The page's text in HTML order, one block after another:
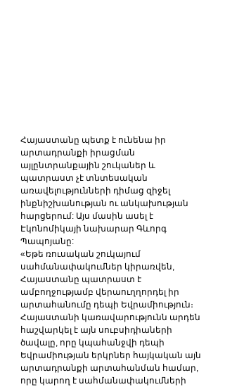
Հայաստանը պետք է ունենա իր
արտադրանքի իրացման
այլընտրանքային շուկաներ և
պատրաստ չէ տնտեսական
առավելությունների դիմաց զիջել
ինքնիշխանության ու անկախության
հարցերում: Այս մասին ասել է
Էկոնոմիկայի նախարար Գևորգ
Պապոյանը:
«Եթե ռուսական շուկայում
սահմանափակումներ կիրառվեն,
Հայաստանը պատրաստ է
ամբողջությամբ վերաուղղորդել իր
արտահանումը դեպի Եվրամիություն։
Հայաստանի կառավարությունն արդեն
հաշվարկել է այն սուբսիդիաների
ծավալը, որը կպահանջվի դեպի
Եվրամիության երկրներ հայկական այն
արտադրանքի արտահանման համար,
որը կարող է սահմանափակումների